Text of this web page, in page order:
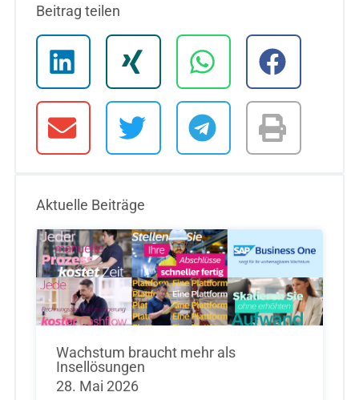
Beitrag teilen
Aktuelle Beiträge
Wachstum braucht mehr als
Insellösungen
28. Mai 2026